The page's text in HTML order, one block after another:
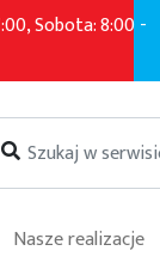
Sobota: 8:00 -
Nasze realizacje